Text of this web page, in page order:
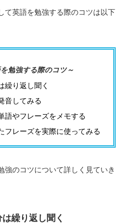
て英語を勉強する際のコツは以下
勉強する際のコツ～
り返し聞く
音してみる
やフレーズをメモする
レーズを実際に使ってみる
強のコツについて詳しく見ていき
繰り返し聞く